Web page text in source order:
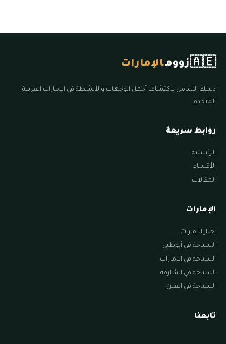
🇦🇪زوومالإمارات
دليلك الشامل لاكتشاف أجمل الوجهات والأنشطة في الإمارات العربية
المتحدة.
روابط سريعة
الرئيسية
الأقسام
المقالات
الإمارات
اخبار الامارات
السياحة في أبوظبي
السياحة في الامارات
السياحة في الشارقة
السياحة في العين
تابعنا